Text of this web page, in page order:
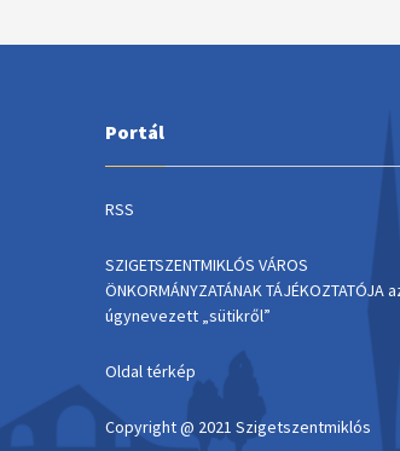
Portál
RSS
SZIGETSZENTMIKLÓS VÁROS
ÖNKORMÁNYZATÁNAK TÁJÉKOZTATÓJA
úgynevezett „sütikről”
Oldal térkép
Copyright @ 2021 Szigetszentmiklós